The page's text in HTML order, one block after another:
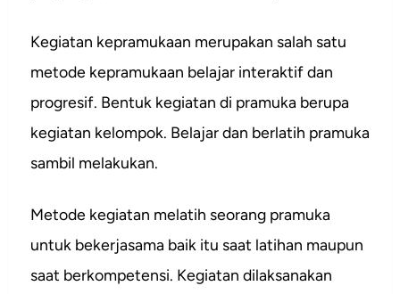
Kegiatan kepramukaan merupakan salah satu
metode kepramukaan belajar interaktif dan
progresif. Bentuk kegiatan di pramuka berupa
kegiatan kelompok. Belajar dan berlatih pramuka
sambil melakukan.
Metode kegiatan melatih seorang pramuka
untuk bekerjasama baik itu saat latihan maupun
saat berkompetensi. Kegiatan dilaksanakan